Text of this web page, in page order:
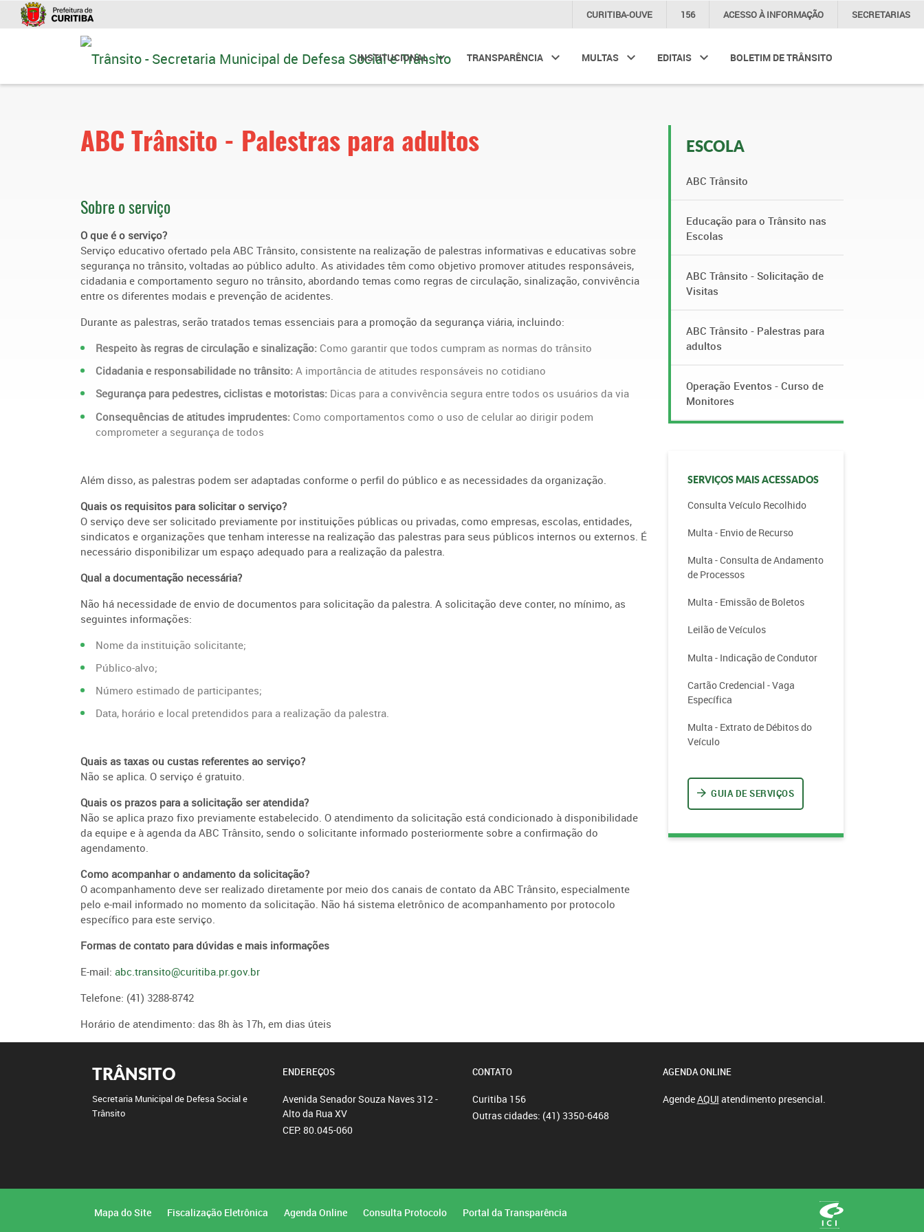
CURITIBA-OUVE 156 ACESSO ÀINFORMAÇÃO SECRETARIAS
INSTITUCIONAL TRANSPARÊNCIA MULTAS EDITAIS BOLETIM DE TRÂNSITO
ABC Trânsito - Palestras para adultos
Sobre o serviço
O que é o serviço?
Serviço educativo ofertado pela ABC Trânsito, consistente na realização de palestras informativas e educativas sobre
segurança no trânsito, voltadas ao público adulto. As atividades têm como objetivo promover atitudes responsáveis,
cidadania e comportamento seguro no trânsito, abordando temas como regras de circulação, sinalização, convivência
entre os diferentes modais e prevenção de acidentes.
Durante as palestras, serão tratados temas essenciais para a promoção da segurança viária, incluindo:
Respeito às regras de circulação e sinalização: Como garantir que todos cumpram as normas do trânsito
Cidadania e responsabilidade no trânsito: A importância de atitudes responsáveis no cotidiano
Segurança para pedestres, ciclistas e motoristas: Dicas para a convivência segura entre todos os usuários da via
Consequências de atitudes imprudentes: Como comportamentos como o uso de celular ao dirigir podem
comprometer a segurança de todos
Além disso, as palestras podem ser adaptadas conforme o perfil do público e as necessidades da organização.
Quais os requisitos para solicitar o serviço?
O serviço deve ser solicitado previamente por instituições públicas ou privadas, como empresas, escolas, entidades,
sindicatos e organizações que tenham interesse na realização das palestras para seus públicos internos ou externos. É
necessário disponibilizar um espaço adequado para a realização da palestra.
Qual a documentação necessária?
Não há necessidade de envio de documentos para solicitação da palestra. A solicitação deve conter, no mínimo, as
seguintes informações:
Nome da instituição solicitante;
Público-alvo;
Número estimado de participantes;
Data, horário e local pretendidos para a realização da palestra.
Quais as taxas ou custas referentes ao serviço?
Não se aplica. O serviço é gratuito.
Quais os prazos para a solicitação ser atendida?
Não se aplica prazo fixo previamente estabelecido. O atendimento da solicitação está condicionado à disponibilidade
da equipe e à agenda da ABC Trânsito, sendo o solicitante informado posteriormente sobre a confirmação do
agendamento.
Como acompanhar o andamento da solicitação?
O acompanhamento deve ser realizado diretamente por meio dos canais de contato da ABC Trânsito, especialmente
pelo e-mail informado no momento da solicitação. Não há sistema eletrônico de acompanhamento por protocolo
específico para este serviço.
Formas de contato para dúvidas e mais informações
E-mail: abc.transito@curitiba.pr.gov.br
Telefone: (41) 3288-8742
Horário de atendimento: das 8h às 17h, em dias úteis
ESCOLA
ABC Trânsito
Educação para o Trânsito nas
Escolas
ABC Trânsito - Solicitação de
Visitas
ABC Trânsito - Palestras para
adultos
Operação Eventos - Curso de
Monitores
SERVIÇOS MAIS ACESSADOS
Consulta Veículo Recolhido
Multa - Envio de Recurso
Multa - Consulta de Andamento
de Processos
Multa - Emissão de Boletos
Leilão de Veículos
Multa - Indicação de Condutor
Cartão Credencial - Vaga
Específica
Multa - Extrato de Débitos do
Veículo
GUIA DE SERVIÇOS
TRÂNSITO
Secretaria Municipal de Defesa Social e
Trânsito
ENDEREÇOS
Avenida Senador Souza Naves 312 -
Alto da Rua XV
CEP: 80.045-060
CONTATO
Curitiba 156
Outras cidades: (41) 3350-6468
AGENDA ONLINE
AgendeAQUI atendimento presencial.
Mapa do Site Fiscalização Eletrônica Agenda Online Consulta Protocolo Portal da Transparência